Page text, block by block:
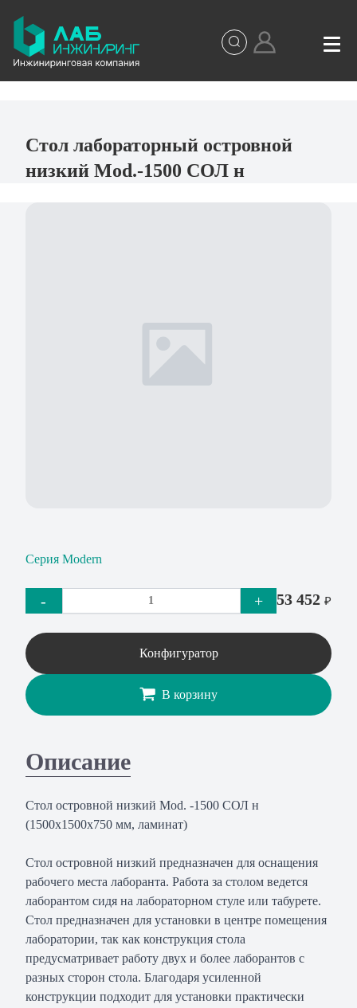
Стол лабораторный островной
низкий Mod.-1500 СОЛ н
Серия Modern
- + 53 452 ₽
Конфигуратор
В корзину
Описание
Стол островной низкий Mod. -1500 СОЛ н
(1500х1500х750 мм, ламинат)
Стол островной низкий предназначен для оснащения
рабочего места лаборанта. Работа за столом ведется
лаборантом сидя на лабораторном стуле или табурете.
Стол предназначен для установки в центре помещения
лаборатории, так как конструкция стола
предусматривает работу двух и более лаборантов с
разных сторон стола. Благодаря усиленной
конструкции подходит для установки практически